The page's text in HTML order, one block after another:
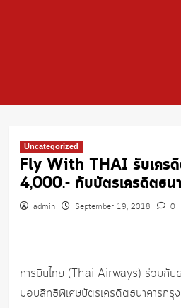
Uncategorized
Fly With THAI รับเครดิ
4,000.- กับบัตรเครดิตธน
admin September 19, 2018 0
การบินไทย (Thai Airways) ร่วมกับ
มอบสิทธิพิเศษบัตรเครดิตธนาคารก